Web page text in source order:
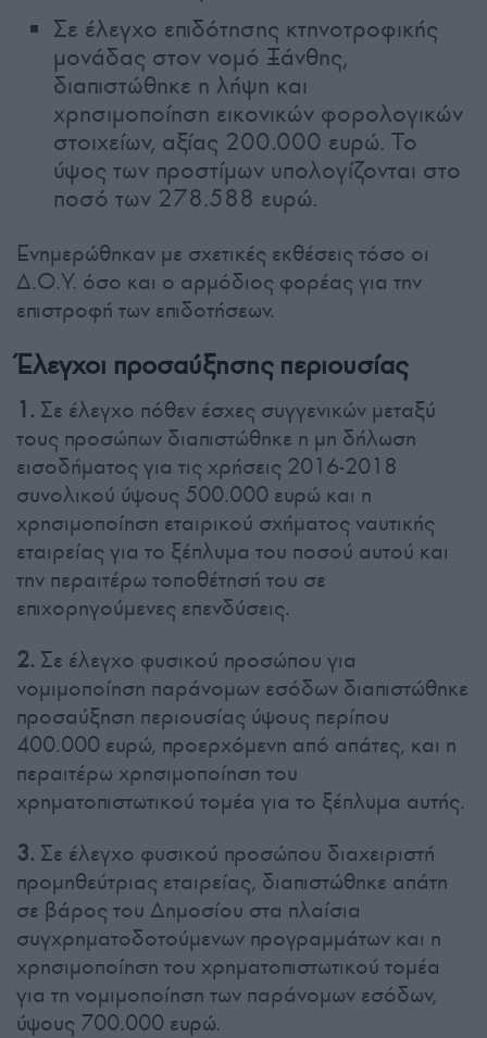
Σε έλεγχο επιδότησης κτηνοτροφικής
μονάδας στον νομό Ξάνθης,
διαπιστώθηκε η λήψη και
χρησιμοποίηση εικονικών φορολογικών
στοιχείων, αξίας 200.000 ευρώ. Το
ύψος των προστίμων υπολογίζονται στο
ποσό των 278.588 ευρώ.
Ενημερώθηκαν με σχετικές εκθέσεις τόσο οι
Δ.Ο.Υ. όσο και ο αρμόδιος φορέας για την
επιστροφή των επιδοτήσεων.
Έλεγχοι προσαύξησης περιουσίας
1. Σε έλεγχο πόθεν έσχες συγγενικών μεταξύ
τους προσώπων διαπιστώθηκε η μη δήλωση
εισοδήματος για τις χρήσεις 2016-2018
συνολικού ύψους 500.000 ευρώ και η
χρησιμοποίηση εταιρικού σχήματος ναυτικής
εταιρείας για το ξέπλυμα του ποσού αυτού και
την περαιτέρω τοποθέτησή του σε
επιχορηγούμενες επενδύσεις.
2. Σε έλεγχο φυσικού προσώπου για
νομιμοποίηση παράνομων εσόδων διαπιστώθηκε
προσαύξηση περιουσίας ύψους περίπου
400.000 ευρώ, προερχόμενη από απάτες, και η
περαιτέρω χρησιμοποίηση του
χρηματοπιστωτικού τομέα για το ξέπλυμα αυτής.
3. Σε έλεγχο φυσικού προσώπου διαχειριστή
προμηθεύτριας εταιρείας, διαπιστώθηκε απάτη
σε βάρος του Δημοσίου στα πλαίσια
συγχρηματοδοτούμενων προγραμμάτων και η
χρησιμοποίηση του χρηματοπιστωτικού τομέα
για τη νομιμοποίηση των παράνομων εσόδων,
ύψους 700.000 ευρώ.